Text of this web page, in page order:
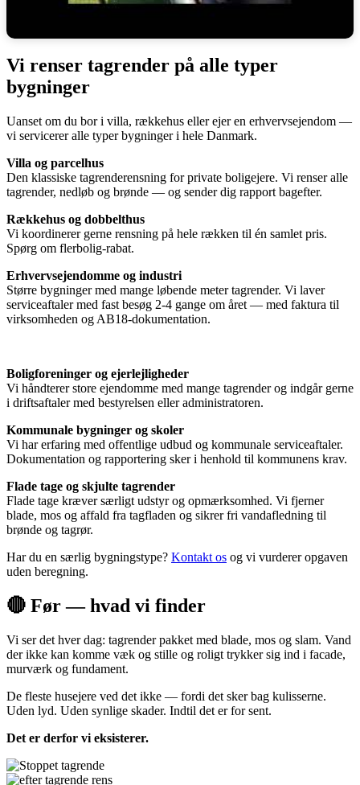
Vi renser tagrender på alle typer
bygninger
Uanset om du bor i villa, rækkehus eller ejer en erhvervsejendom —
vi servicerer alle typer bygninger i hele Danmark.
Villa og parcelhus
Den klassiske tagrenderensning for private boligejere. Vi renser alle
tagrender, nedløb og brønde — og sender dig rapport bagefter.
Rækkehus og dobbelthus
Vi koordinerer gerne rensning på hele rækken til én samlet pris.
Spørg om flerbolig-rabat.
Erhvervsejendomme og industri
Større bygninger med mange løbende meter tagrender. Vi laver
serviceaftaler med fast besøg 2-4 gange om året — med faktura til
virksomheden og AB18-dokumentation.
Boligforeninger og ejerlejligheder
Vi håndterer store ejendomme med mange tagrender og indgår gerne
i driftsaftaler med bestyrelsen eller administratoren.
Kommunale bygninger og skoler
Vi har erfaring med offentlige udbud og kommunale serviceaftaler.
Dokumentation og rapportering sker i henhold til kommunens krav.
Flade tage og skjulte tagrender
Flade tage kræver særligt udstyr og opmærksomhed. Vi fjerner
blade, mos og affald fra tagfladen og sikrer fri vandafledning til
brønde og tagrør.
Har du en særlig bygningstype? Kontakt os og vi vurderer opgaven
uden beregning.
🔴 Før — hvad vi finder
Vi ser det hver dag: tagrender pakket med blade, mos og slam. Vand
der ikke kan komme væk og stille og roligt trykker sig ind i facade,
murværk og fundament.
De fleste husejere ved det ikke — fordi det sker bag kulisserne.
Uden lyd. Uden synlige skader. Indtil det er for sent.
Det er derfor vi eksisterer.